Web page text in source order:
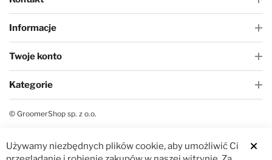
Informacje
Twoje konto
Kategorie
© GroomerShop sp. z o.o.
Używamy niezbędnych plików cookie, aby umożliwić Ci